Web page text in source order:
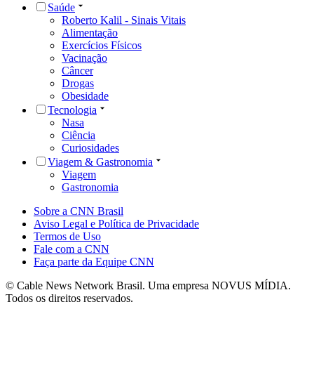
Saúde
Roberto Kalil - Sinais Vitais
Alimentação
Exercícios Físicos
Vacinação
Câncer
Drogas
Obesidade
Tecnologia
Nasa
Ciência
Curiosidades
Viagem & Gastronomia
Viagem
Gastronomia
Sobre a CNN Brasil
Aviso Legal e Política de Privacidade
Termos de Uso
Fale com a CNN
Faça parte da Equipe CNN
© Cable News Network Brasil. Uma empresa NOVUS MÍDIA.
Todos os direitos reservados.